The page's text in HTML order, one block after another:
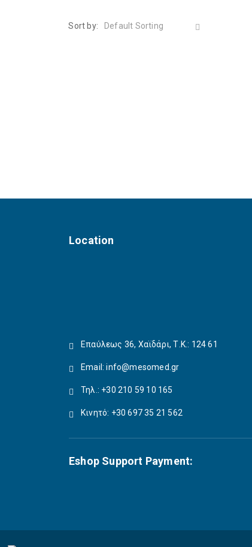
Sort by: Default Sorting
Location
Επαύλεως 36, Χαϊδάρι, Τ.Κ.: 124 61
Email:info@mesomed.gr
Τηλ.: +30 210 59 10 165
Κινητό: +30 697 35 21 562
Eshop Support Payment: